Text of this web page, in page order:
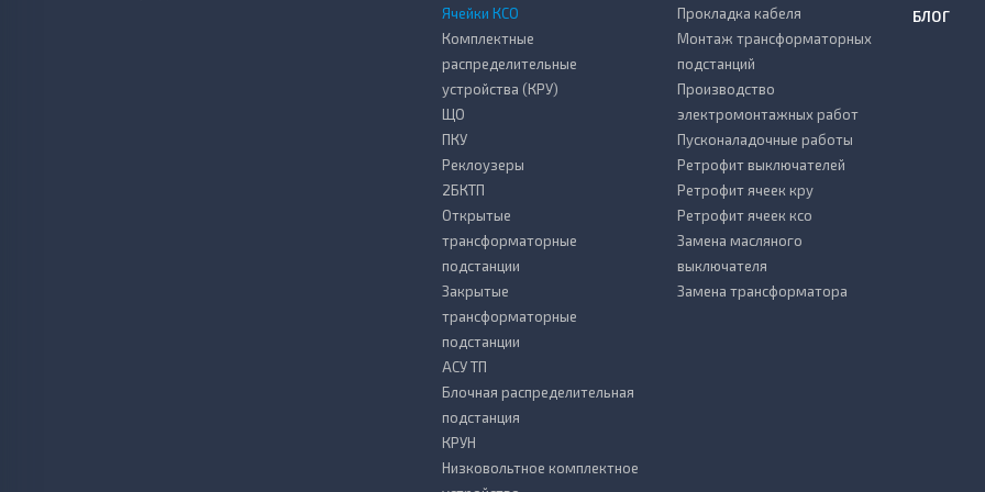
Ячейки КСО
Комплектные
распределительные
устройства (КРУ)
ЩО
ПКУ
Реклоузеры
2БКТП
Открытые
трансформаторные
подстанции
Закрытые
трансформаторные
подстанции
АСУ ТП
Блочная распределительная
подстанция
КРУН
Низковольтное комплектное
Прокладка кабеля
Монтаж трансформаторных
подстанций
Производство
электромонтажных работ
Пусконаладочные работы
Ретрофит выключателей
Ретрофит ячеек кру
Ретрофит ячеек ксо
Замена масляного
выключателя
Замена трансформатора
БЛОГ